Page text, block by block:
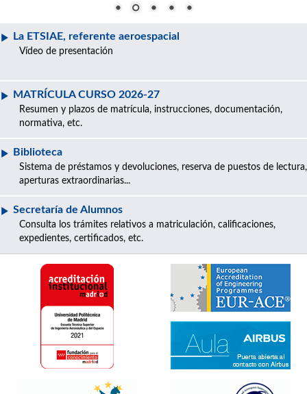
La ETSIAE, referente aeroespacial
Vídeo de presentación
MATRÍCULA CURSO 2026-27
Resumen y plazos de matrícula, instrucciones, documentación,
normativa, etc.
Biblioteca
Sistema de préstamos y devoluciones, reserva de puestos de lectura,
aperturas extraordinarias...
Secretaría de Alumnos
Consulta los trámites relativos a matriculación, calificaciones,
expedientes, certificados, etc.